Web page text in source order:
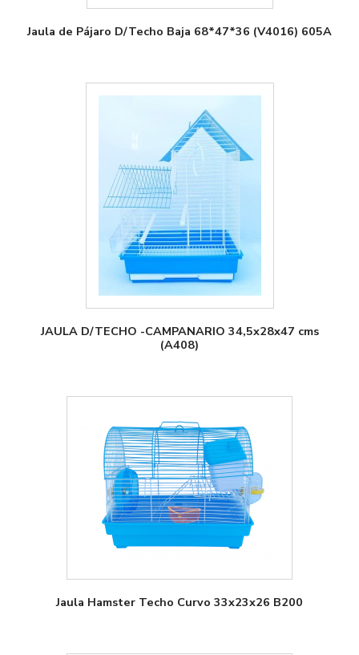
Jaula de Pájaro D/Techo Baja 68*47*36 (V4016) 605A
JAULA D/TECHO -CAMPANARIO 34,5x28x47 cms
(A408)
Jaula Hamster Techo Curvo 33x23x26 B200